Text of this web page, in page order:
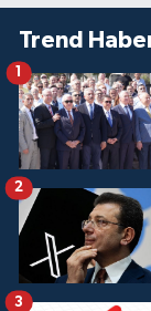
Trend
1
2
3